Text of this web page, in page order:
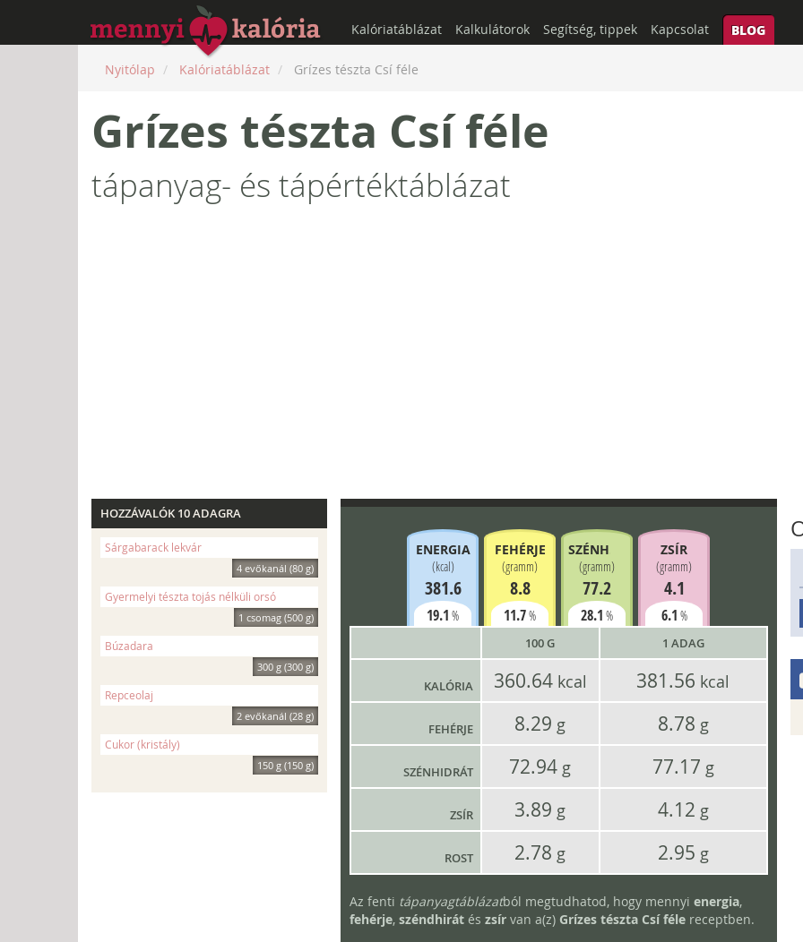
Kalóriatáblázat Kalkulátorok Segítség, tippek Kapcsolat BLOG
Nyitólap Kalóriatáblázat Grízes tészta Csí féle
Grízes tészta Csí féle
tápanyag- és tápértéktáblázat
HOZZÁVALÓK 10 ADAGRA
Sárgabarack lekvár
4 evőkanál (80 g)
Gyermelyi tészta tojás nélküli orsó
1 csomag (500 g)
Búzadara
300 g (300 g)
Repceolaj
2 evőkanál (28 g)
Cukor (kristály)
150 g (150 g)
ENERGIA
(kcal)
381.6
19.1 %
FEHÉRJE
(gramm)
8.8
11.7%
SZÉNH.
(gramm)
77.2
28.1 %
ZSÍR
(gramm)
4.1
6.1 %
100 G 1 ADAG
KALÓRIA 360.64 kcal 381.56 kcal
FEHÉRJE 8.29 g 8.78 g
SZÉNHIDRÁT 72.94 g 77.17 g
ZSÍR 3.89 g 4.12 g
ROST 2.78 g 2.95 g
Az fenti tápanyagtáblázatból megtudhatod, hogy mennyi energia,
fehérje, széndhirátés zsírvan a(z) Grízes tészta Csí félereceptben.